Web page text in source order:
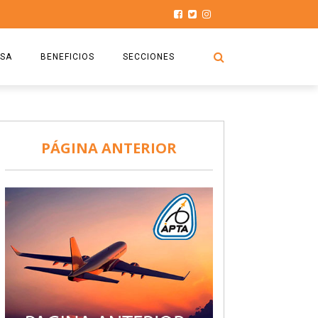
BENEFICIOS
COMISIÓN
SECCIONES
SEGURIDAD AÉREA
TURISMO Y RECREACIÓN
VIDEOS
PÁGINA ANTERIOR